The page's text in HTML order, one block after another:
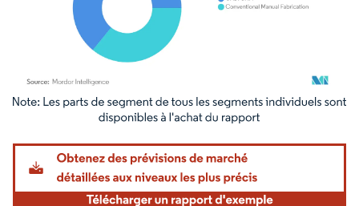
Image © Mordor Intelligence. La réutilisation nécessite une attribution sous CC BY